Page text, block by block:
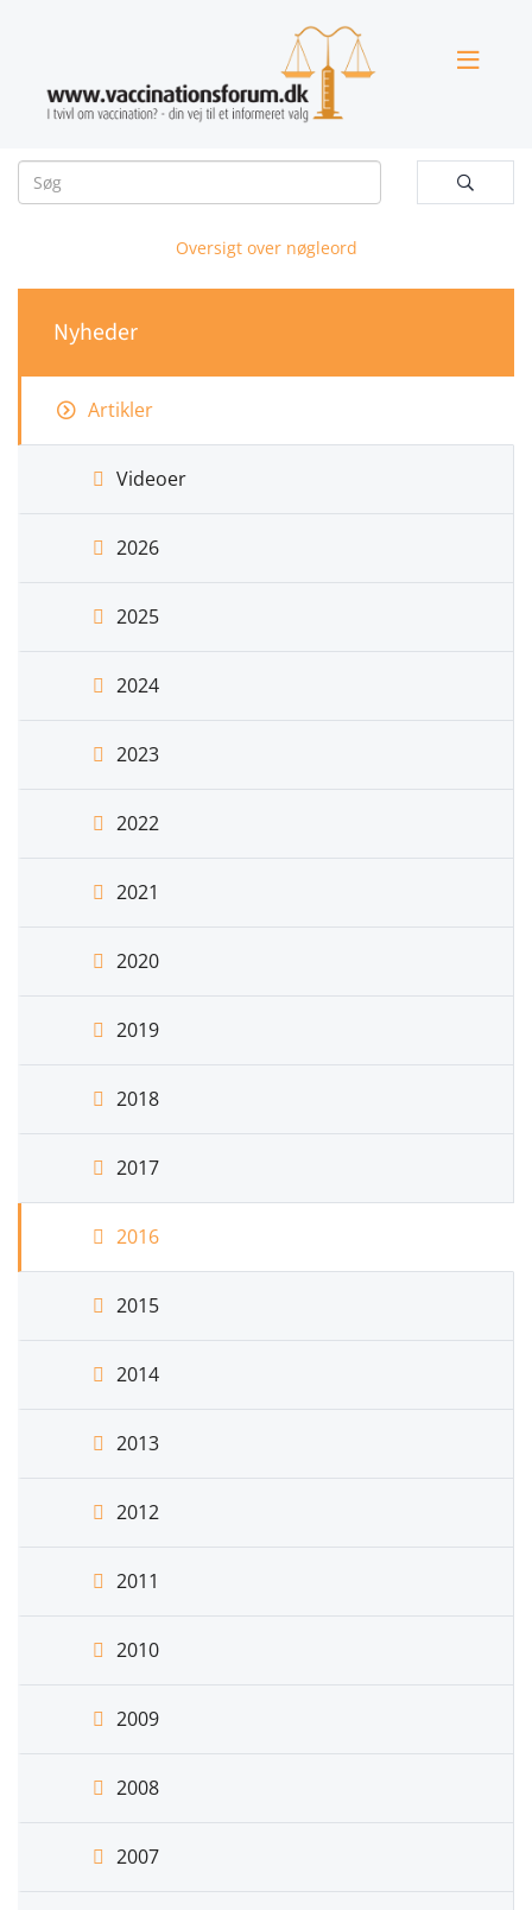


Oversigt over nøgleord
Nyheder
Artikler
Videoer
2026
2025
2024
2023
2022
2021
2020
2019
2018
2017
2016
2015
2014
2013
2012
2011
2010
2009
2008
2007